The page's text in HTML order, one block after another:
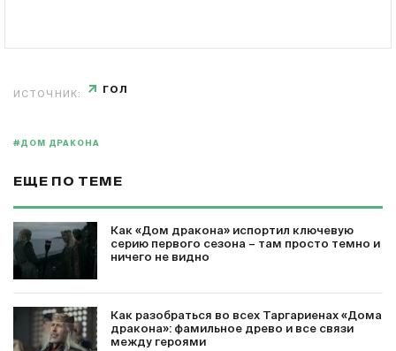
ИСТОЧНИК: ГОЛ
#ДОМ ДРАКОНА
ЕЩЕ ПО ТЕМЕ
Как «Дом дракона» испортил ключевую
серию первого сезона – там просто темно и
ничего не видно
Как разобраться во всех Таргариенах «Дома
дракона»: фамильное древо и все связи
между героями